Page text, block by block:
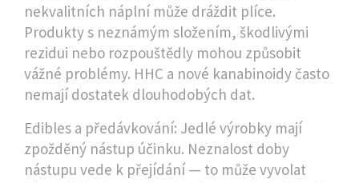
nekvalitních náplní může dráždit plíce.
Produkty s neznámým složením, škodlivými
rezidui nebo rozpouštědly mohou způsobit
vážné problémy. HHC a nové kanabinoidy často
nemají dostatek dlouhodobých dat.
Edibles a předávkování: Jedlé výrobky mají
zpožděný nástup účinku. Neznalost doby
nástupu vede k přejídání — to může vyvolat